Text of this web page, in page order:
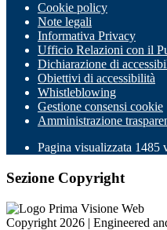
Cookie policy
Note legali
Informativa Privacy
Ufficio Relazioni con il
Dichiarazione di
Obiettivi di accessibilità
Whistleblowing
Gestione consensi cookie
Amministrazione
Pagina visualizzata 1485
Sezione Copyright
Copyright 2026 | Engineered